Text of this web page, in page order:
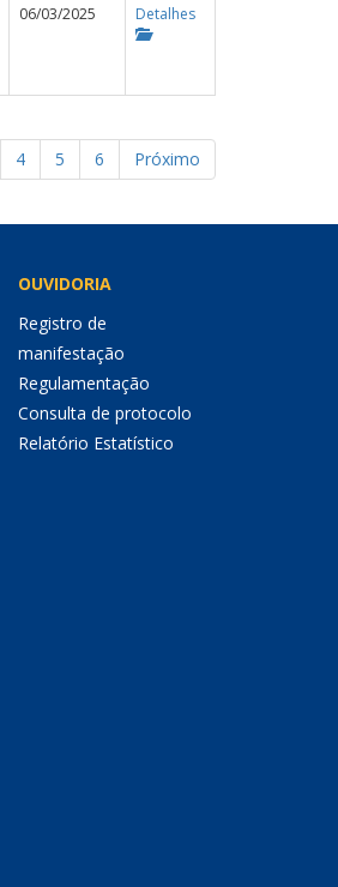
06/03/2025 Detalhes
4 5 6 Próximo
OUVIDORIA
Registro de
manifestação
Regulamentação
Consulta de protocolo
Relatório Estatístico